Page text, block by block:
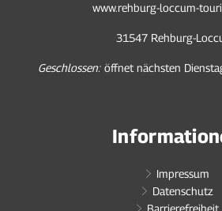
www.rehburg-loccum-
31547 Rehburg-
Klicken, um weitere Öffnungs- oder
Geschlossen: öffnet nächsten
Impressum
Datenschutz
Barrierefreiheit